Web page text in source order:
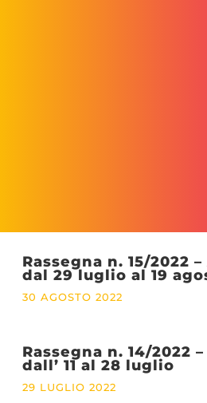
Rassegna n. 15/2022
dal 29 luglio al 19
30 AGOSTO 2022
Rassegna n. 14/2022
dall’ 11 al 28 luglio
29 LUGLIO 2022